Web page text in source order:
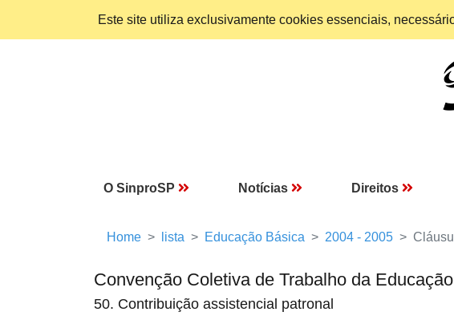
Este site utiliza exclusivamente cookies essenciais,
O SinproSP Notícias Direitos
Home lista Educação Básica 2004 - 2005
Convenção Coletiva de Trabalho da
50. Contribuição assistencial patronal